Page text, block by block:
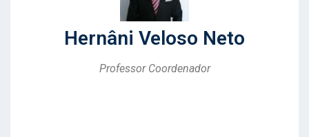
Hernâni Veloso Neto
Professor Coordenador